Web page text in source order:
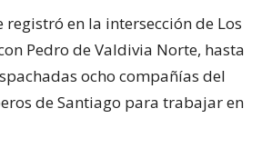
registró en la intersección de Los
Pedro de Valdivia Norte, hasta
ocho compañías del
de Santiago para trabajar en